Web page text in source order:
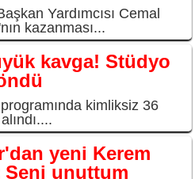
Yardımcısı Cemal
kazanması...
kavga! Stüdyo
kimliksiz 36
yeni Kerem
Seni unuttum